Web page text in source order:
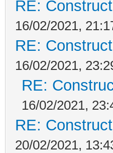
RE:
16/02/2021,
RE:
16/02/2021,
RE:
16/02/2021,
RE:
20/02/2021,